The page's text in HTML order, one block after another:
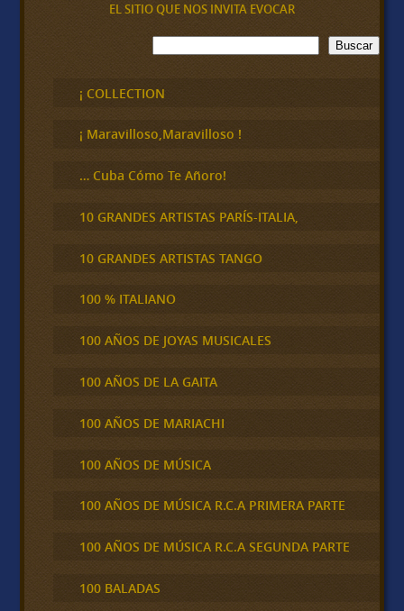
EL SITIO QUE NOS INVITA EVOCAR
B
u
c
a
Buscar
¡ COLLECTION
¡ Maravilloso,Maravilloso !
… Cuba Cómo Te Añoro!
10 GRANDES ARTISTAS PARÍS-ITALIA,
10 GRANDES ARTISTAS TANGO
100 % ITALIANO
100 AÑOS DE JOYAS MUSICALES
100 AÑOS DE LA GAITA
100 AÑOS DE MARIACHI
100 AÑOS DE MÚSICA
100 AÑOS DE MÚSICA R.C.A PRIMERA PARTE
100 AÑOS DE MÚSICA R.C.A SEGUNDA PARTE
100 BALADAS